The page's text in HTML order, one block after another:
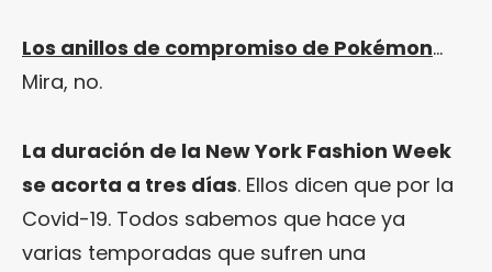
Los anillos de compromiso de Pokémon…
Mira, no.
La duración de la New York Fashion Week
se acorta a tres días. Ellos dicen que por la
Covid-19. Todos sabemos que hace ya
varias temporadas que sufren una